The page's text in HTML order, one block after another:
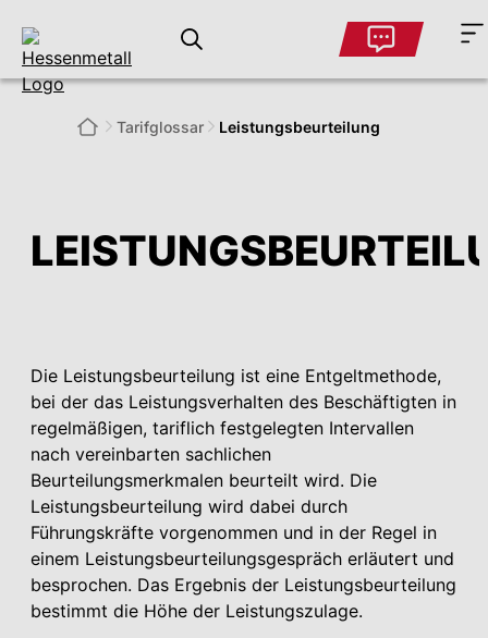
Die Leistungsbeurteilung ist eine Entgeltmethode,
bei der das Leistungsverhalten des Beschäftigten in
regelmäßigen, tariflich festgelegten Intervallen
nach vereinbarten sachlichen
Beurteilungsmerkmalen beurteilt wird. Die
Leistungsbeurteilung wird dabei durch
Führungskräfte vorgenommen und in der Regel in
einem Leistungsbeurteilungsgespräch erläutert und
besprochen. Das Ergebnis der Leistungsbeurteilung
bestimmt die Höhe der Leistungszulage.
Tarifglossar Leistungsbeurteilung